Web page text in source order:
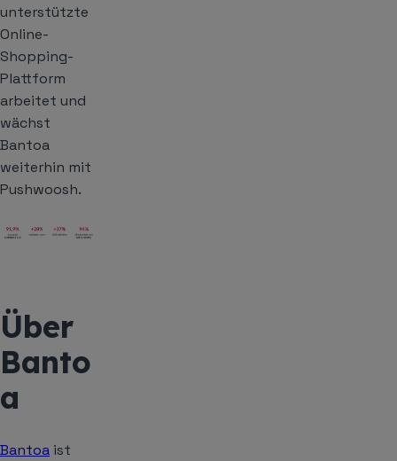
unterstützte
Online-
Shopping-
Plattform
arbeitet und
wächst
Bantoa
weiterhin mit
Pushwoosh.
Über
Banto
a
​​Bantoa ist